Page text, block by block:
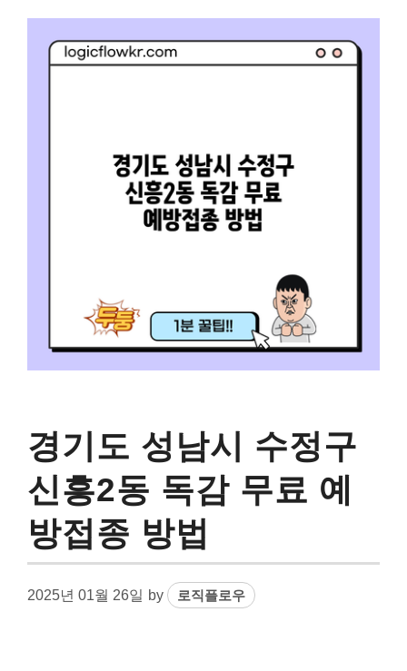
경기도 성남시 수정구
신흥2동 독감 무료 예
방접종 방법
2025년 01월 26일 by 로직플로우